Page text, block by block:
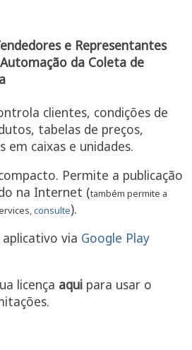
e Representantes
da Coleta de
clientes, condições de
tabelas de preços,
em caixas e unidades.
Permite a publicação
na Internet (também permite a
consulte).
via Google Play
licença aqui para usar o